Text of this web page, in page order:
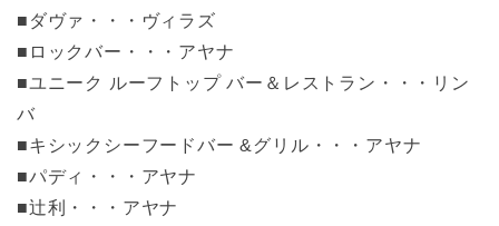
■ダヴァ・・・ヴィラズ
■ロックバー・・・アヤナ
■ユニーク ルーフトップ バー＆レストラン・・・リン
バ
■キシックシーフードバー &グリル・・・アヤナ
■パディ・・・アヤナ
■辻利・・・アヤナ